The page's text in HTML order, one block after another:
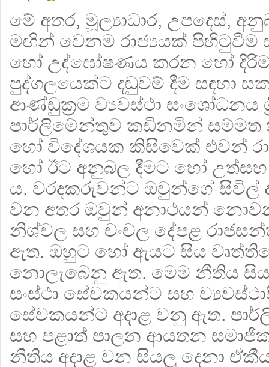
මේ අතර, මූල්‍යාධාර, උපදෙස්,
මඟින් වෙනම රාජ්‍යයක් පිහිටුවීම
හෝ උද්ඝෝෂණය කරන හෝ
පුද්ගලයෙක්ට දඬුවම් දීම සඳහා
ආණ්ඩුක්‍රම ව්‍යවස්ථා සංශෝධනය
පාර්ලිමේන්තුව කඩිනමින් සම්මත
හෝ විදේශයක කිසිවෙක් එවන්
හෝ ඊට අනුබල දීමට හෝ
ය. වරදකරුවන්ට ඔවුන්ගේ සිවිල්
වන අතර ඔවුන් අනාථයන්
නිශ්චල සහ චංචල දේපළ
ඇත. ඔහුට හෝ ඇයට සිය
නොලැබෙනු ඇත. මෙම නීතිය
සංස්ථා සේවකයන්ට සහ
සේවකයන්ට අදාළ වනු ඇත.
සහ පළාත් පාලන ආයතන
නීතිය අදාළ වන සියලු දෙනා